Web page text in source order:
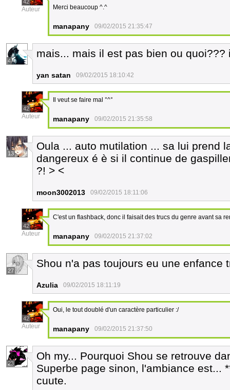
42
Auteur
Merci beaucoup ^.^
manapany 09/02/2015 21:35:47
4
mais... mais il est pas bien ou quoi???
yan satan 09/02/2015 18:10:42
42
Auteur
Il veut se faire mal °^°
manapany 09/02/2015 21:35:58
13
Oula ... auto mutilation ... sa lui prend
dangereux é è si il continue de
?! > <
moon3002013 09/02/2015 18:11:06
42
Auteur
C'est un flashback, donc il faisait des trucs du genre avant sa
manapany 09/02/2015 21:37:02
27
Shou n'a pas toujours eu une enfance
Azulia 09/02/2015 18:11:19
42
Auteur
Oui, le tout doublé d'un caractère particulier :/
manapany 09/02/2015 21:37:50
23
Oh my... Pourquoi Shou se retrouve
Superbe page sinon, l'ambiance est...
cuute.